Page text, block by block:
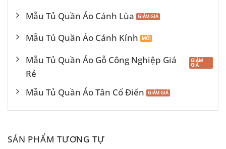
Mẫu Tủ Quần Áo Cánh Lùa
Mẫu Tủ Quần Áo Cánh Kính
Mẫu Tủ Quần Áo Gỗ Công Nghiệp Giá
Rẻ
Mẫu Tủ Quần Áo Tân Cổ Điển
SẢN PHẨM TƯƠNG TỰ